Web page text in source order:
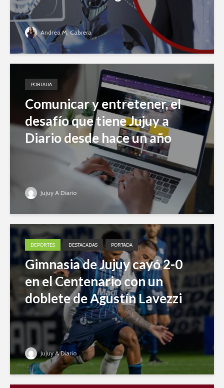
Andrea M. Cabrera
PORTADA
Comunicar y entretener, el
desafío que tiene Jujuy a
Diario desde hace un año
Jujuy A Diario
DEPORTES DESTACADAS PORTADA
Gimnasia de Jujuy cayó 2-0
en el Centenario con un
doblete de Agustín Lavezzi
Jujuy A Diario